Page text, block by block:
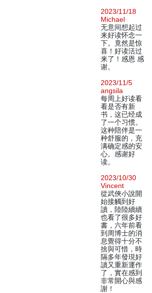
2023/11/18
Michael
无意间想起过
来好读怀念一
下。竟然是惊
喜！好读活过
来了！感恩 感
谢。
2023/11/5
angsila
每周上好读看
看是否有新
书，这已经成
了一个习惯。
这种陪伴是一
种舒服的，充
满确定感的安
心。感谢好
读。
2023/10/30
Vincent
從武俠小說開
始接觸到好
讀，陸陸續續
也看了很多好
書，六年前看
到周博士的消
息覺得十分不
捨與可惜，時
隔多年發現好
讀又重新運作
了，實在感到
非常開心與感
謝！